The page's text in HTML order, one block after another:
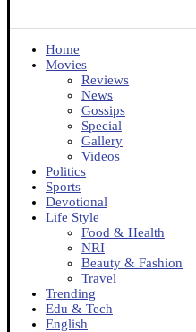
Home
Movies
Reviews
News
Gossips
Special
Gallery
Videos
Politics
Sports
Devotional
Life Style
Food & Health
NRI
Beauty & Fashion
Travel
Trending
Edu & Tech
English